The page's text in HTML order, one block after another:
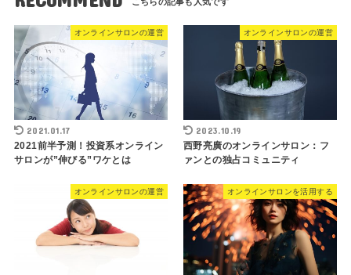
オンラインサロンの運営
2021.01.17
2021前半予測！投資系オンライン
サロンが”伸びる”ワケとは
オンラインサロンの運営
2023.10.19
西野亮廣のオンラインサロン：フ
ァンとの独占コミュニティ
オンラインサロンの運営 オンラインサロンを活用する